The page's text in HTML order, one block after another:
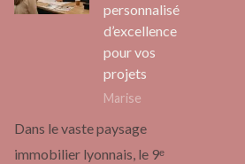
personnalisé
d’excellence
pour vos
projets
Marise
Dans le vaste paysage
immobilier lyonnais, le 9ᵉ